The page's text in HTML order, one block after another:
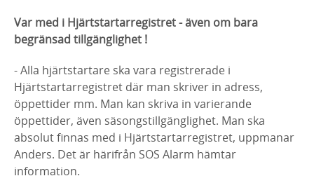
Var med i Hjärtstartarregistret - även om bara
begränsad tillgänglighet !
- Alla hjärtstartare ska vara registrerade i
Hjärtstartarregistret där man skriver in adress,
öppettider mm. Man kan skriva in varierande
öppettider, även säsongstillgänglighet. Man ska
absolut finnas med i Hjärtstartarregistret, uppmanar
Anders. Det är härifrån SOS Alarm hämtar
information.